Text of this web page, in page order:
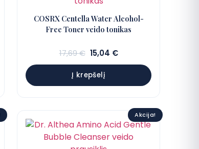
COSRX Centella Water Alcohol-
Free Toner veido tonikas
17,69€ Sena
kaina:
17,69 €.
15,04 €Dabartinė
kaina:
Į krepšelį
Akcija!